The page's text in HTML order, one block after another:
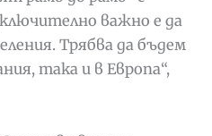
важно е да
Трябва да бъдем
така и в Европа“,